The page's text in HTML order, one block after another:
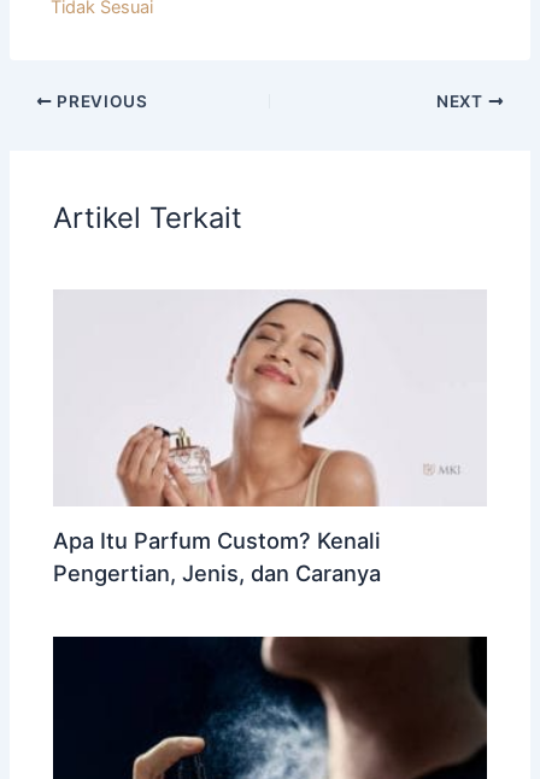
Tidak Sesuai
PREVIOUS NEXT
Artikel Terkait
Apa Itu Parfum Custom? Kenali
Pengertian, Jenis, dan Caranya